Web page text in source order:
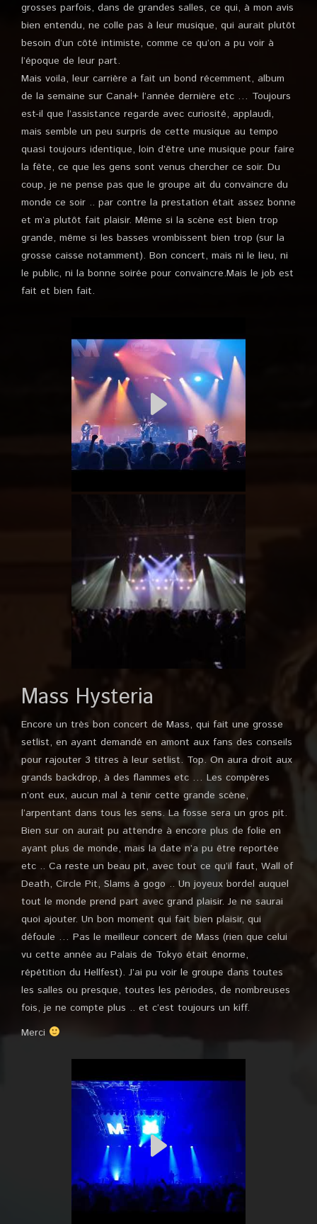
grosses parfois, dans de grandes salles, ce qui, à mon avis
bien entendu, ne colle pas à leur musique, qui aurait plutôt
besoin d’un côté intimiste, comme ce qu’on a pu voir à
l’époque de leur part.
Mais voila, leur carrière a fait un bond récemment, album
de la semaine sur Canal+ l’année dernière etc … Toujours
est-il que l’assistance regarde avec curiosité, applaudi,
mais semble un peu surpris de cette musique au tempo
quasi toujours identique, loin d’être une musique pour faire
la fête, ce que les gens sont venus chercher ce soir. Du
coup, je ne pense pas que le groupe ait du convaincre du
monde ce soir .. par contre la prestation était assez bonne
et m’a plutôt fait plaisir. Même si la scène est bien trop
grande, même si les basses vrombissent bien trop (sur la
grosse caisse notamment). Bon concert, mais ni le lieu, ni
le public, ni la bonne soirée pour convaincre.Mais le job est
fait et bien fait.
Mass Hysteria
Encore un très bon concert de Mass, qui fait une grosse
setlist, en ayant demandé en amont aux fans des conseils
pour rajouter 3 titres à leur setlist. Top. On aura droit aux
grands backdrop, à des flammes etc … Les compères
n’ont eux, aucun mal à tenir cette grande scène,
l’arpentant dans tous les sens. La fosse sera un gros pit.
Bien sur on aurait pu attendre à encore plus de folie en
ayant plus de monde, mais la date n’a pu être reportée
etc .. Ca reste un beau pit, avec tout ce qu’il faut, Wall of
Death, Circle Pit, Slams à gogo .. Un joyeux bordel auquel
tout le monde prend part avec grand plaisir. Je ne saurai
quoi ajouter. Un bon moment qui fait bien plaisir, qui
défoule … Pas le meilleur concert de Mass (rien que celui
vu cette année au Palais de Tokyo était énorme,
répétition du Hellfest). J’ai pu voir le groupe dans toutes
les salles ou presque, toutes les périodes, de nombreuses
fois, je ne compte plus .. et c’est toujours un kiff.
Merci